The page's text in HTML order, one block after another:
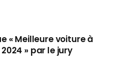
« Meilleure voiture à
» par le jury